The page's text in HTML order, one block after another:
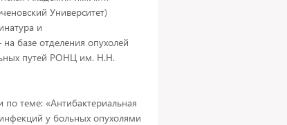
Университет)
и
базе отделения опухолей
путей РОНЦ им. Н.Н.
по теме: «Антибактериальная
у больных опухолями